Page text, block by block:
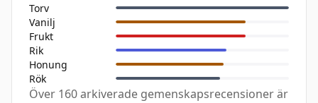
Torv
Vanilj
Frukt
Rik
Honung
Rök
Över 160 arkiverade gemenskapsrecensioner är